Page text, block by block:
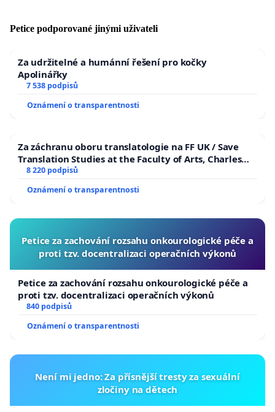
Petice podporované jinými uživateli
Za udržitelné a humánní řešení pro kočky
Apolinářky
7 538 podpisů
Oznámení o transparentnosti
Za záchranu oboru translatologie na FF UK / Save
Translation Studies at the Faculty of Arts, Charles
University
8 220 podpisů
Oznámení o transparentnosti
Petice za zachování rozsahu onkourologické péče a
proti tzv. docentralizaci operačních výkonů
Petice za zachování rozsahu onkourologické péče a
proti tzv. docentralizaci operačních výkonů
840 podpisů
Oznámení o transparentnosti
Není mi jedno: Za přísnější tresty za sexuální
zločiny na dětech